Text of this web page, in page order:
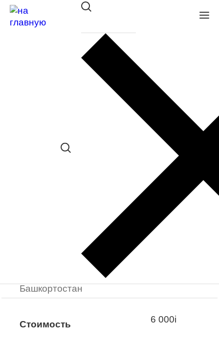
Оправа Megapolis Free Line
2344 CRYSTAL
в наличии (До 5 шт.) *наличие товара в
конкретном салоне необходимо
Заказать примерку
Закажите понравившуюся модель
в ближайший салон “Оптик-Экспресс”.
*Доступно для Республики
Башкортостан
Стоимость 6 000i